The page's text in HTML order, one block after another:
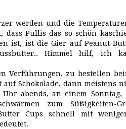
werden und die
dass Pullis das so schön
ist, ist die Gier auf Peanut
Himmel hilf, ich
Verführungen, zu bestellen
Schokolade, dann meistens
abends, an einem Sonntag,
zum Süßigkeiten-
Cups schnell mit